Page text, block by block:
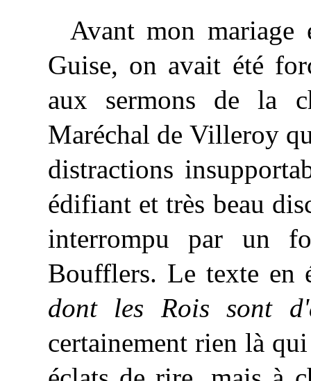
Avant mon mariage
Guise, on avait été
aux sermons de la
Maréchal de Villeroy
distractions
édifiant et très beau
interrompu par un
Boufflers. Le texte en
dont les Rois sont
certainement rien là